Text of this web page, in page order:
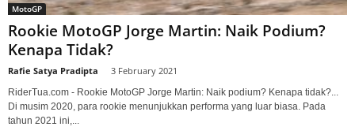
MotoGP
Rookie MotoGP Jorge Martin: Naik Podium?
Kenapa Tidak?
Rafie Satya Pradipta 3 February 2021
RiderTua.com - Rookie MotoGP Jorge Martin: Naik podium? Kenapa tidak?...
Di musim 2020, para rookie menunjukkan performa yang luar biasa. Pada
tahun 2021 ini,...